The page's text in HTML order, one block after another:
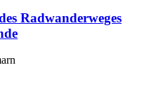
Radwanderweges